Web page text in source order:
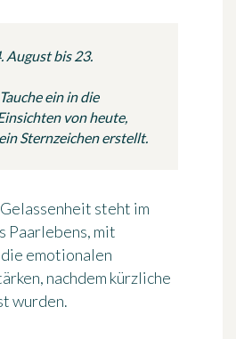
August bis 23.
ein in die
von heute,
Sternzeichen erstellt.
Gelassenheit steht im
Paarlebens, mit
emotionalen
nachdem kürzliche
wurden.